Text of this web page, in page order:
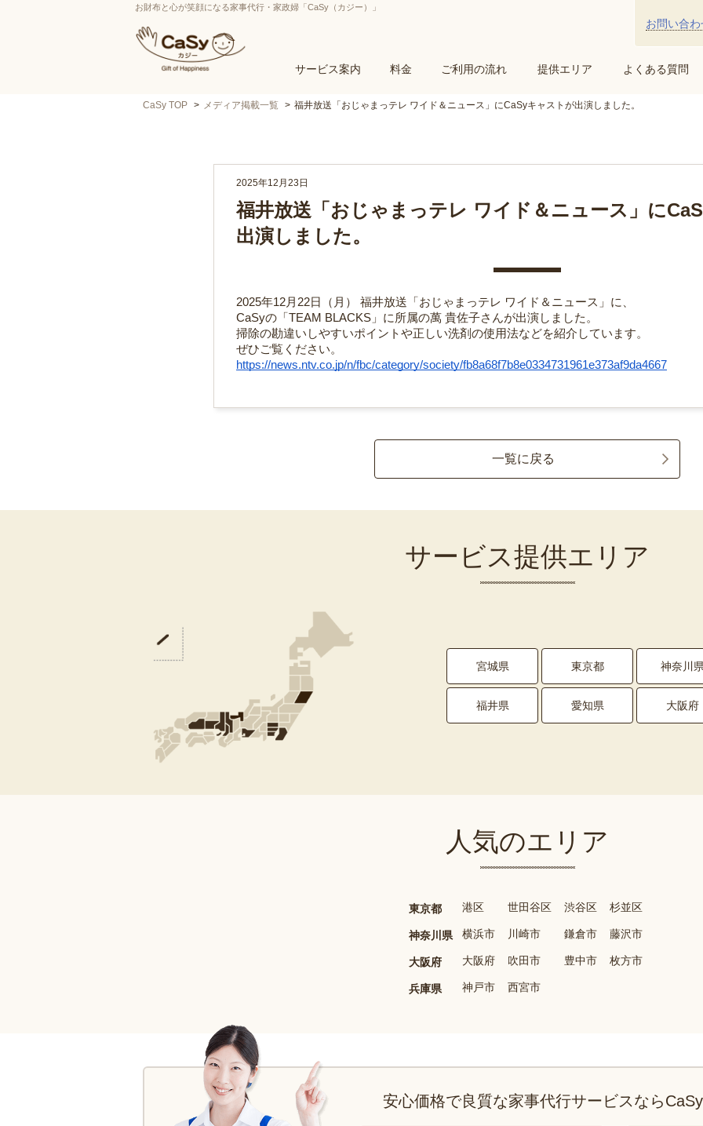
お財布と心が笑顔になる家事代行・家政婦「CaSy（カジー）」
サービス案内 料金 ご利用の流れ 提供エリア よくある質問
お問い合わ
CaSy TOP メディア掲載一覧 福井放送「おじゃまっテレ ワイド＆ニュース」にCaSyキャストが出演しました。
2025年12月23日
福井放送「おじゃまっテレ ワイド＆ニュース」に
出演しました。
2025年12月22日（月） 福井放送「おじゃまっテレ ワイド＆ニュース」に、
CaSyの「TEAM BLACKS」に所属の萬 貴佐子さんが出演しました。
掃除の勘違いしやすいポイントや正しい洗剤の使用法などを紹介しています。
ぜひご覧ください。
https://news.ntv.co.jp/n/fbc/category/society/fb8a68f7b8e0334731961e373af9da4667
一覧に戻る
サービス提供エリア
宮城県 東京都 神奈川県
福井県 愛知県 大阪府
人気のエリア
東京都 港区 世田谷区 渋谷区 杉並区
神奈川県 横浜市 川崎市 鎌倉市 藤沢市
大阪府 大阪府 吹田市 豊中市 枚方市
兵庫県 神戸市 西宮市
安心価格で良質な家事代行サービスならCaSy